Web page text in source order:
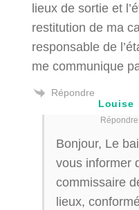
lieux de sortie et
restitution de ma
responsable de
me communique
Répondre
Louise
Bonjour, Le
vous informer
commissaire
lieux,